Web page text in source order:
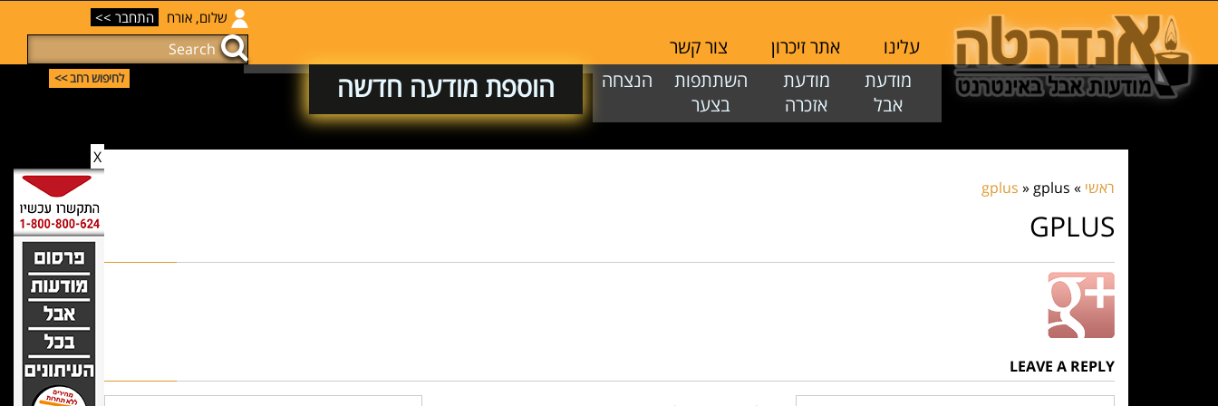
X
עלינו אתר זיכרון
צור קשר
מודעת
אבל
מודעת
אזכרה
השתתפות
בצער
הנצחה הוספת מודעה חדשה
שלום, אורח התחבר >>
לחיפוש רחב >>
ראשי »
gplus » gplus
GPLUS
LEAVE A REPLY